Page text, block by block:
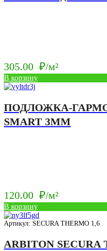
305.00 ₽/м²
В корзину
ПОДЛОЖКА-
SMART 3ММ
120.00 ₽/м²
В корзину
Артикул: SECURA THERMO 1,6
ARBITON SECURA